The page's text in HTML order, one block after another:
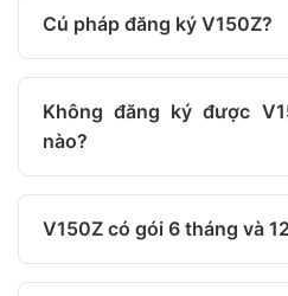
Cú pháp đăng ký V150Z?
Không đăng ký được
nào?
V150Z có gói 6 tháng và